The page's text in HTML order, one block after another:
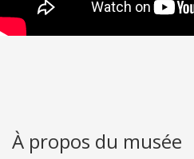
À propos du musée